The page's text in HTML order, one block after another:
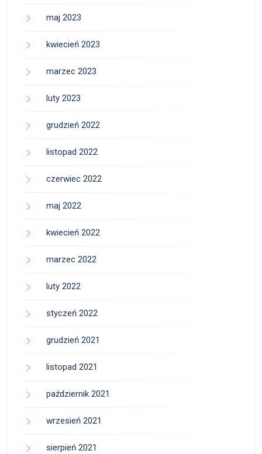
maj 2023
kwiecień 2023
marzec 2023
luty 2023
grudzień 2022
listopad 2022
czerwiec 2022
maj 2022
kwiecień 2022
marzec 2022
luty 2022
styczeń 2022
grudzień 2021
listopad 2021
październik 2021
wrzesień 2021
sierpień 2021